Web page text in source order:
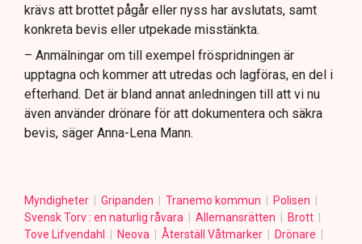
krävs att brottet pågår eller nyss har avslutats, samt
konkreta bevis eller utpekade misstänkta.
– Anmälningar om till exempel fröspridningen är
upptagna och kommer att utredas och lagföras, en del i
efterhand. Det är bland annat anledningen till att vi nu
även använder drönare för att dokumentera och säkra
bevis, säger Anna-Lena Mann.
Myndigheter Gripanden Tranemo kommun
Polisen
Svensk Torv : en naturlig råvara
Allemansrätten
Brott
Tove Lifvendahl
Neova Återställ Våtmarker
Drönare